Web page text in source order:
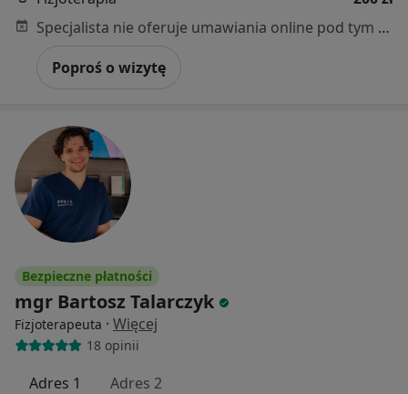
Specjalista nie oferuje umawiania online pod tym adresem.
Poproś o wizytę
Bezpieczne płatności
mgr Bartosz Talarczyk
Fizjoterapeuta · Więcej
18 opinii
Adres 1 Adres 2